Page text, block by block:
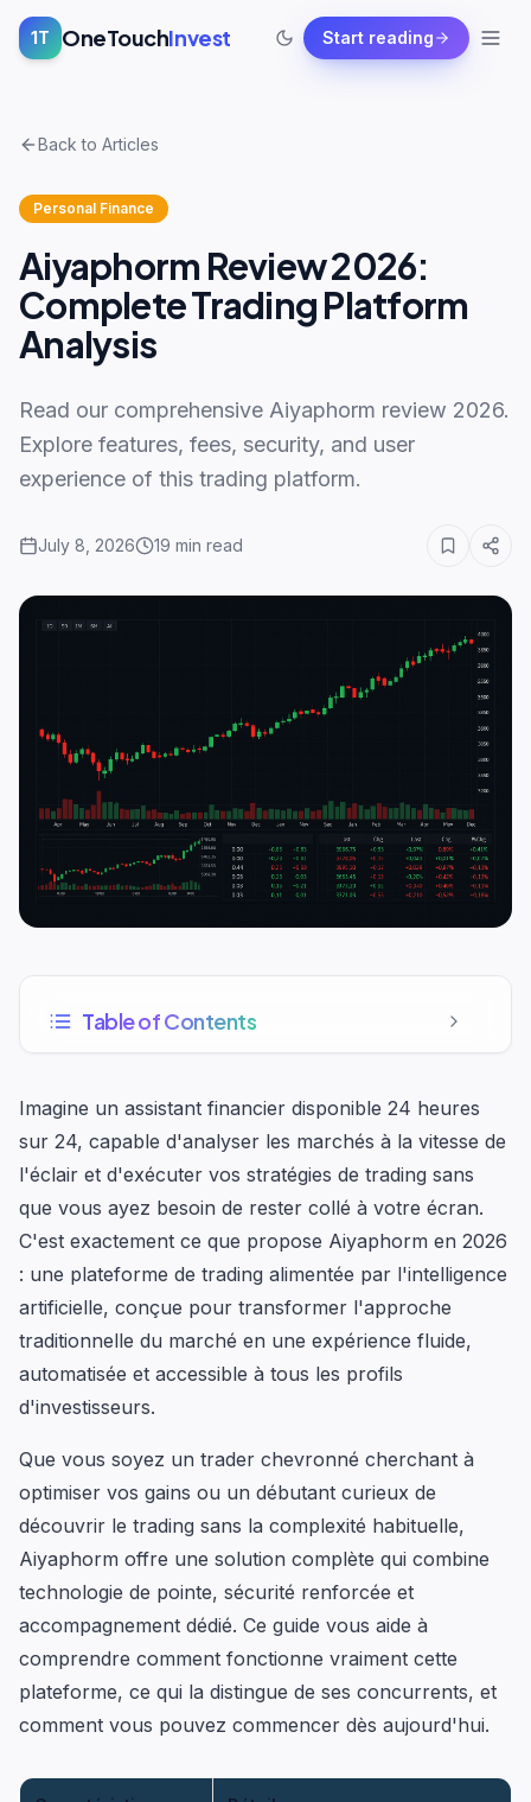
1T OneTouchInvest Start reading
Back to Articles
Personal Finance
Aiyaphorm Review 2026:
Complete Trading Platform
Analysis
Read our comprehensive Aiyaphorm review 2026.
Explore features, fees, security, and user
experience of this trading platform.
July 8, 2026 19 min read
Table of Contents
Imagine un assistant financier disponible 24 heures
sur 24, capable d'analyser les marchés à la vitesse de
l'éclair et d'exécuter vos stratégies de trading sans
que vous ayez besoin de rester collé à votre écran.
C'est exactement ce que propose Aiyaphorm en 2026
: une plateforme de trading alimentée par l'intelligence
artificielle, conçue pour transformer l'approche
traditionnelle du marché en une expérience fluide,
automatisée et accessible à tous les profils
d'investisseurs.
Que vous soyez un trader chevronné cherchant à
optimiser vos gains ou un débutant curieux de
découvrir le trading sans la complexité habituelle,
Aiyaphorm offre une solution complète qui combine
technologie de pointe, sécurité renforcée et
accompagnement dédié. Ce guide vous aide à
comprendre comment fonctionne vraiment cette
plateforme, ce qui la distingue de ses concurrents, et
comment vous pouvez commencer dès aujourd'hui.